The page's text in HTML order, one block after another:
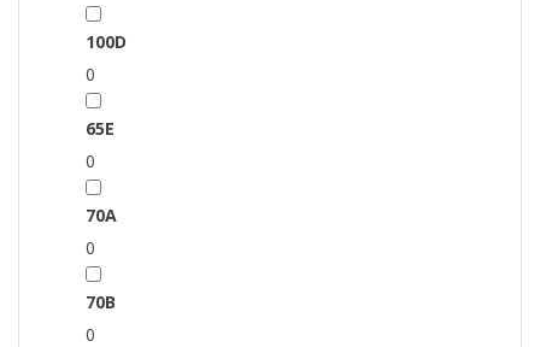
100D
0
65E
0
70A
0
70B
0